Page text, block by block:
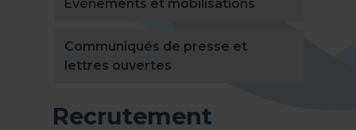
Événements et mobilisations
Communiqués de presse et
lettres ouvertes
Recrutement